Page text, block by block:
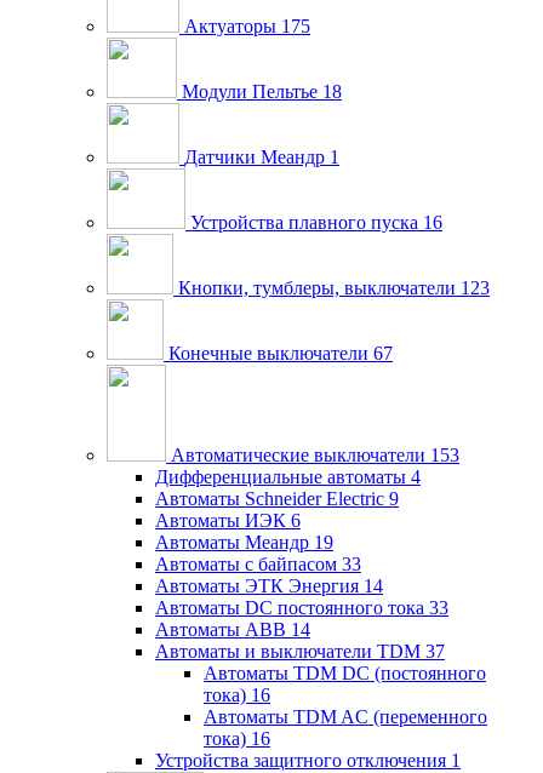
Актуаторы 175
Модули Пельтье 18
Датчики Меандр 1
Устройства плавного пуска 16
Кнопки, тумблеры, выключатели 123
Конечные выключатели 67
Автоматические выключатели 153
Дифференциальные автоматы 4
Автоматы Schneider Electric 9
Автоматы ИЭК 6
Автоматы Меандр 19
Автоматы с байпасом 33
Автоматы ЭТК Энергия 14
Автоматы DC постоянного тока 33
Автоматы ABB 14
Автоматы и выключатели TDM 37
Автоматы TDM DC (постоянного
тока) 16
Автоматы TDM AC (переменного
тока) 16
Устройства защитного отключения 1